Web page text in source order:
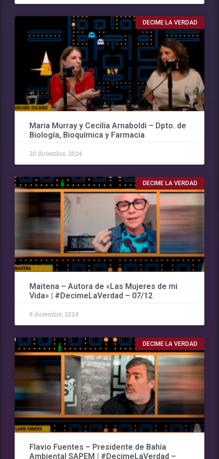
DECIME LA VERDAD
Maria Murray y Cecilia Arnaboldi – Dpto. de
Biología, Bioquímica y Farmacia
20 diciembre, 2024
DECIME LA VERDAD
Maitena – Autora de «Las Mujeres de mi
Vida» | #DecimeLaVerdad – 07/12
8 diciembre, 2024
DECIME LA VERDAD
Flavio Fuentes – Presidente de Bahía
Ambiental SAPEM | #DecimeLaVerdad –